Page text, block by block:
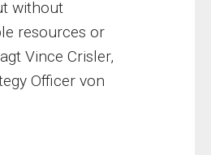
without
resources or
Vince Crisler,
Officer von